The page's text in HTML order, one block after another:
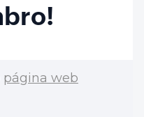
página web